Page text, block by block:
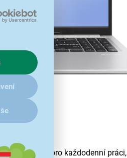
výkon pro každodenní práci,